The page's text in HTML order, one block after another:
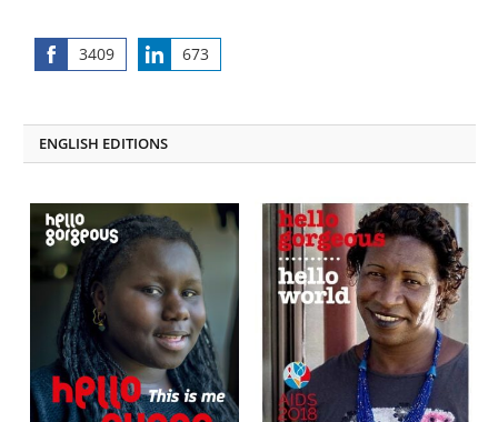
3409
Share
673
Share
ENGLISH EDITIONS